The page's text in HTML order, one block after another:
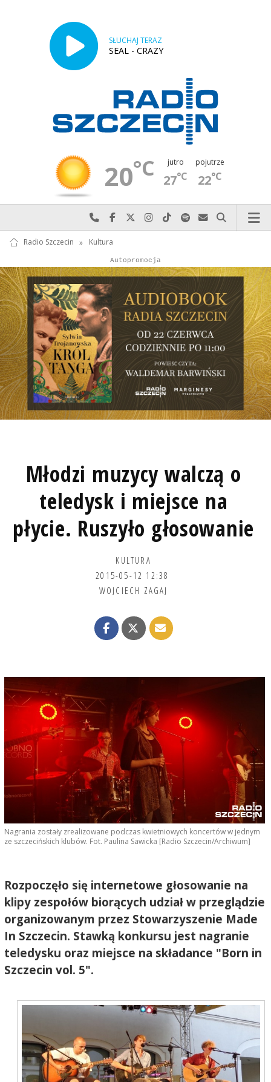
SŁUCHAJ TERAZ
SEAL - CRAZY
20°C jutro
27°C
pojutrze
22°C
Najlepiej po prostu do nas zadzwoń
Odwiedź nas na Facebook-u
Odwiedź nas na X
Odwiedź nas na Instagram-ie
Odwiedź nas na TikTok-u
Szukaj nas na Spotify
Wyślij do nas
Szukaj
Radio Szczecin » Kultura
Reklama
Autopromocja
Młodzi muzycy walczą o
teledysk i miejsce na
płycie. Ruszyło głosowanie
KULTURA
2015-05-12 12:38
WOJCIECH ZAGAJ
Nagrania zostały zrealizowane podczas kwietniowych koncertów w jednym
ze szczecińskich klubów. Fot. Paulina Sawicka [Radio Szczecin/Archiwum]
Rozpoczęło się internetowe głosowanie na
klipy zespołów biorących udział w przeglądzie
organizowanym przez Stowarzyszenie Made
In Szczecin. Stawką konkursu jest nagranie
teledysku oraz miejsce na składance "Born in
Szczecin vol. 5".